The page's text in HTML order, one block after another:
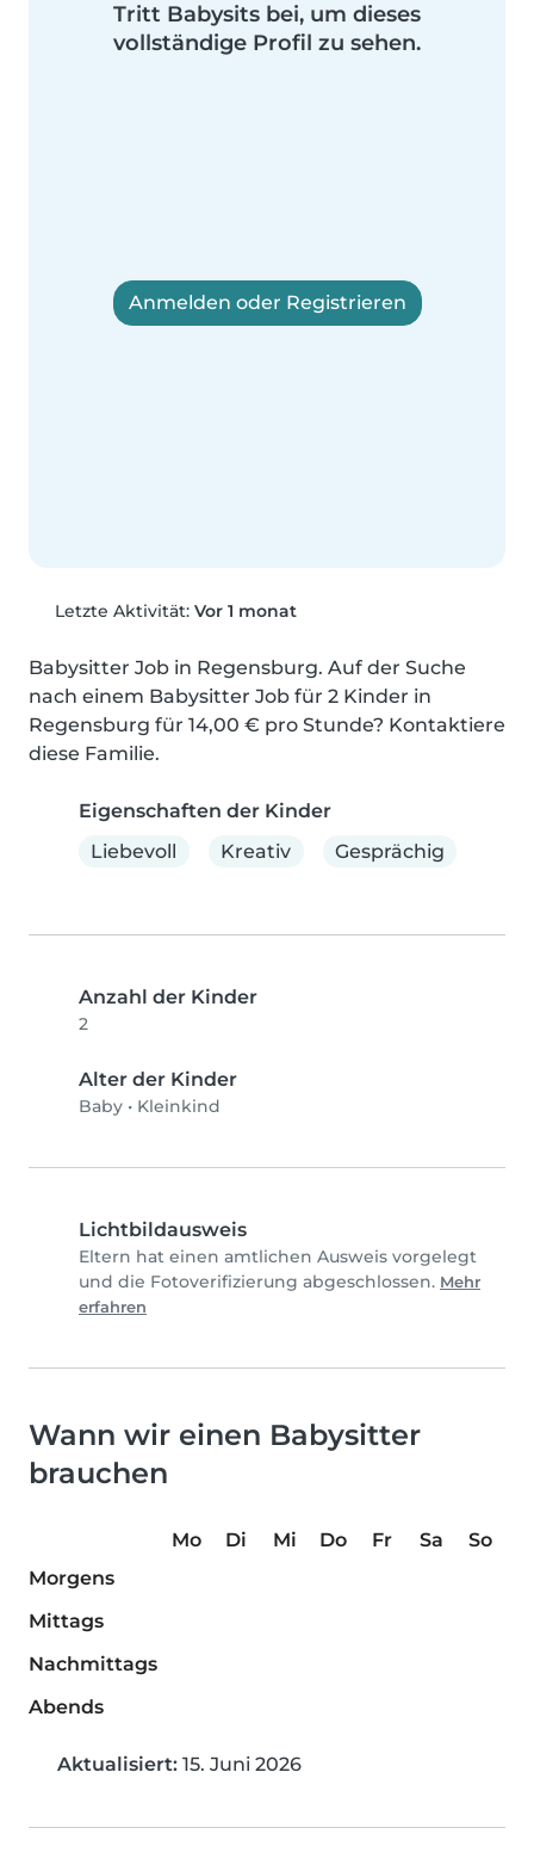
Tritt Babysits bei, um dieses
vollständige Profil zu sehen.
Anmelden oder Registrieren
Letzte Aktivität: Vor 1 monat
Babysitter Job in Regensburg. Auf der Suche
nach einem Babysitter Job für 2 Kinder in
Regensburg für 14,00 € pro Stunde? Kontaktiere
diese Familie.
Eigenschaften der Kinder
Liebevoll
Kreativ Gesprächig
Anzahl der Kinder
2
Alter der Kinder
Baby • Kleinkind
Lichtbildausweis
Eltern hat einen amtlichen Ausweis vorgelegt
und die Fotoverifizierung abgeschlossen. Mehr
erfahren
Wann wir einen Babysitter
brauchen
Mo Di Mi Do Fr Sa
So
Morgens
Mittags
Nachmittags
Abends
Aktualisiert: 15. Juni 2026